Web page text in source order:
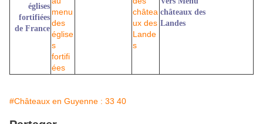
églises
fortifiées
de France
châteaux des
Landes
#Châteaux en Guyenne : 33 40